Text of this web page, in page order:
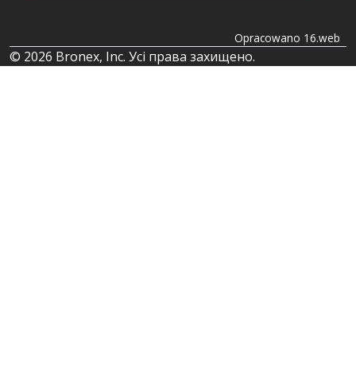
Opracowano 16.web
© 2026 Bronex, Inc. Усі права захищено.